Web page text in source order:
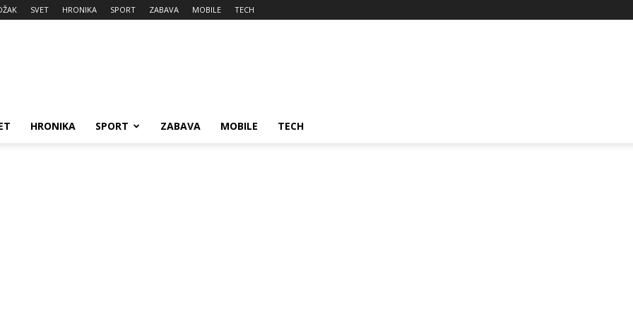
SVET HRONIKA SPORT ZABAVA MOBILE TECH
HRONIKA SPORT ZABAVA MOBILE TECH